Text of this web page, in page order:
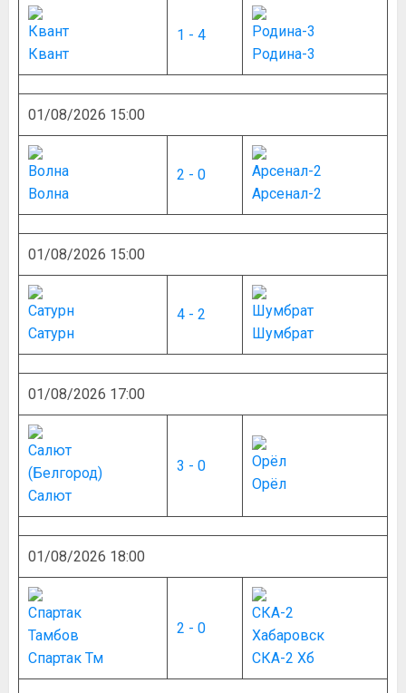
Квант
1 - 4
Родина-3
01/08/2026 15:00
Волна
2 - 0
Арсенал-2
01/08/2026 15:00
Сатурн
4 - 2
Шумбрат
01/08/2026 17:00
Салют
3 - 0
Орёл
01/08/2026 18:00
Спартак Тм
2 - 0
СКА-2 Хб